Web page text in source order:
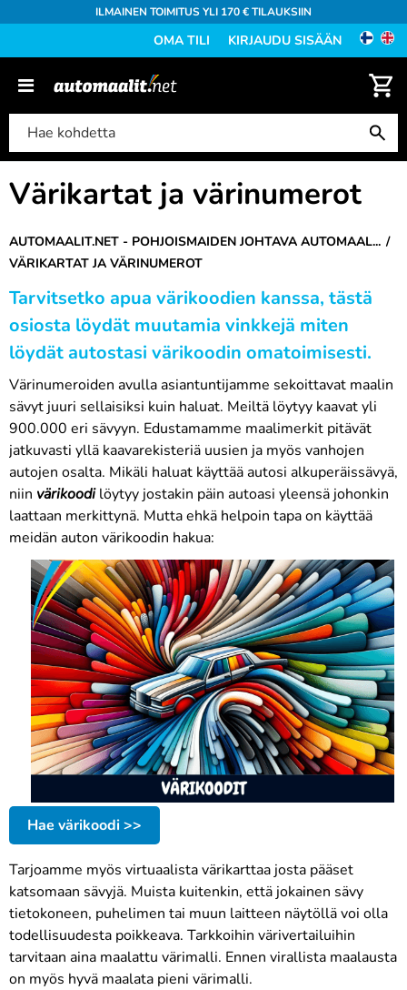
ILMAINEN TOIMITUS YLI 170 € TILAUKSIIN
OMA TILI KIRJAUDU SISÄÄN
AUTOMAALIT.NET - POHJOISMAIDEN JOHTAVA AUTOMAAL...
VÄRIKARTAT JA VÄRINUMEROT
Värikartat ja värinumerot
Tarvitsetko apua värikoodien kanssa, tästä
osiosta löydät muutamia vinkkejä miten
löydät autostasi värikoodin omatoimisesti.
Värinumeroiden avulla asiantuntijamme sekoittavat maalin
sävyt juuri sellaisiksi kuin haluat. Meiltä löytyy kaavat yli
900.000 eri sävyyn. Edustamamme maalimerkit pitävät
jatkuvasti yllä kaavarekisteriä uusien ja myös vanhojen
autojen osalta. Mikäli haluat käyttää autosi alkuperäissävyä,
niin värikoodilöytyy jostakin päin autoasi yleensä johonkin
laattaan merkittynä. Mutta ehkä helpoin tapa on käyttää
meidän auton värikoodin hakua:
Hae värikoodi >>
Tarjoamme myös virtuaalista värikarttaa josta pääset
katsomaan sävyjä. Muista kuitenkin, että jokainen sävy
tietokoneen, puhelimen tai muun laitteen näytöllä voi olla
todellisuudesta poikkeava. Tarkkoihin värivertailuihin
tarvitaan aina maalattu värimalli. Ennen virallista maalausta
on myös hyvä maalata pieni värimalli.